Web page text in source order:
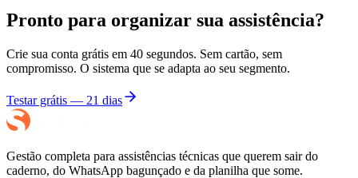
Pronto para organizar sua assistência?
Crie sua conta grátis em 40 segundos. Sem cartão, sem
compromisso. O sistema que se adapta ao seu segmento.
Testar grátis — 21 dias
Gestão completa para assistências técnicas que querem sair do
caderno, do WhatsApp bagunçado e da planilha que some.